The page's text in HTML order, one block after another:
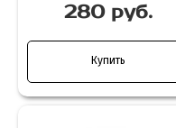
280 руб.
Купить